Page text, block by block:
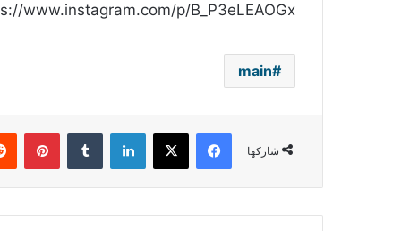
www.instagram.com/p/B_P3eLEAOGx/
main
شاركها
فيسبوك ‫X لينكدإن